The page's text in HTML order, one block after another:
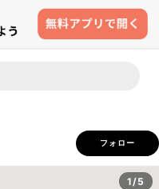
フォロー
1/5